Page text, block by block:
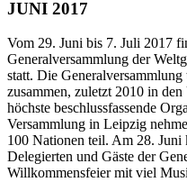
JUNI 2017
Vom 29. Juni bis 7. Juli 2017
Generalversammlung der
statt. Die
zusammen, zuletzt 2010 in
höchste beschlussfassende
Versammlung in Leipzig
100 Nationen teil. Am 28.
Delegierten und Gäste der
Willkommensfeier mit viel